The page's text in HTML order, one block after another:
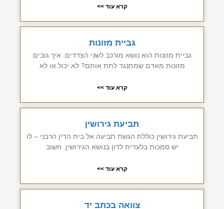
קרא עוד >>
גביית מזונות
גביית מזונות הוא נושא מורכב לשני הצדדים. איך גובים
מזונות מאדם שמתנגד לתת אותם? לא יכול או לא
קרא עוד >>
תביעת גירושין
תביעת גירושין כוללת הגשת תביעה אל בית הדין הרבני – לו
יש סמכות בלעדית לדון בנושא הגירושין. חשוב
קרא עוד >>
צוואה בכתב יד